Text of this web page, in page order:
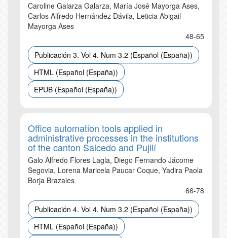
Caroline Galarza Galarza, María José Mayorga Ases,
Carlos Alfredo Hernández Dávila, Leticia Abigail
Mayorga Ases
48-65
Publicación 3. Vol 4. Num 3.2 (Español (España))
HTML (Español (España))
EPUB (Español (España))
Office automation tools applied in
administrative processes in the institutions
of the canton Salcedo and Pujilí
Galo Alfredo Flores Lagla, Diego Fernando Jácome
Segovia, Lorena Maricela Paucar Coque, Yadira Paola
Borja Brazales
66-78
Publicación 4. Vol 4. Num 3.2 (Español (España))
HTML (Español (España))